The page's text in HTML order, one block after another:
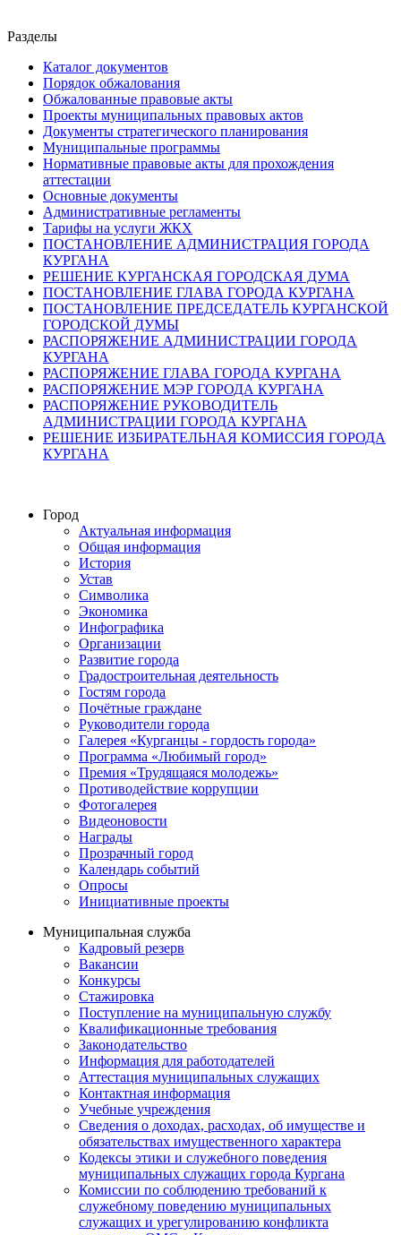
Разделы
Каталог документов
Порядок обжалования
Обжалованные правовые акты
Проекты муниципальных правовых актов
Документы стратегического планирования
Муниципальные программы
Нормативные правовые акты для прохождения
аттестации
Основные документы
Административные регламенты
Тарифы на услуги ЖКХ
ПОСТАНОВЛЕНИЕ АДМИНИСТРАЦИЯ ГОРОДА
КУРГАНА
РЕШЕНИЕ КУРГАНСКАЯ ГОРОДСКАЯ ДУМА
ПОСТАНОВЛЕНИЕ ГЛАВА ГОРОДА КУРГАНА
ПОСТАНОВЛЕНИЕ ПРЕДСЕДАТЕЛЬ КУРГАНСКОЙ
ГОРОДСКОЙ ДУМЫ
РАСПОРЯЖЕНИЕ АДМИНИСТРАЦИИ ГОРОДА
КУРГАНА
РАСПОРЯЖЕНИЕ ГЛАВА ГОРОДА КУРГАНА
РАСПОРЯЖЕНИЕ МЭР ГОРОДА КУРГАНА
РАСПОРЯЖЕНИЕ РУКОВОДИТЕЛЬ
АДМИНИСТРАЦИИ ГОРОДА КУРГАНА
РЕШЕНИЕ ИЗБИРАТЕЛЬНАЯ КОМИССИЯ ГОРОДА
КУРГАНА
Город
Актуальная информация
Общая информация
История
Устав
Символика
Экономика
Инфографика
Организации
Развитие города
Градостроительная деятельность
Гостям города
Почётные граждане
Руководители города
Галерея «Курганцы - гордость города»
Программа «Любимый город»
Премия «Трудящаяся молодежь»
Противодействие коррупции
Фотогалерея
Видеоновости
Награды
Прозрачный город
Календарь событий
Опросы
Инициативные проекты
Муниципальная служба
Кадровый резерв
Вакансии
Конкурсы
Стажировка
Поступление на муниципальную службу
Квалификационные требования
Законодательство
Информация для работодателей
Аттестация муниципальных служащих
Контактная информация
Учебные учреждения
Сведения о доходах, расходах, об имуществе и
обязательствах имущественного характера
Кодексы этики и служебного поведения
муниципальных служащих города Кургана
Комиссии по соблюдению требований к
служебному поведению муниципальных
служащих и урегулированию конфликта